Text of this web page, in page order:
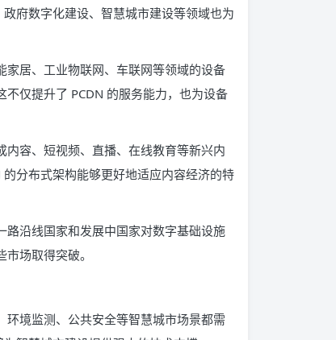
府数字化建设、智慧城市建设等领域也为
家居、工业物联网、车联网等领域的设备
仅提升了 PCDN 的服务能力，也为设备
内容、短视频、直播、在线教育等新兴内
分布式架构能够更好地适应内容经济的特
路沿线国家和发展中国家对数字基础设施
场取得突破。
境监测、公共安全等智慧城市场景都需